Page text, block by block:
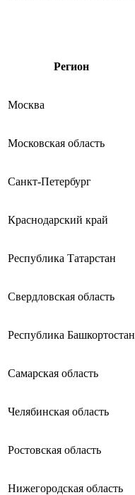
Регион
Москва
Московская область
Санкт-Петербург
Краснодарский край
Республика Татарстан
Свердловская область
Республика Башкортостан
Самарская область
Челябинская область
Ростовская область
Нижегородская область